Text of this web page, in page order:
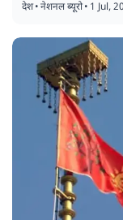
देश•नेशनल ब्यूरो• 1 Jul,